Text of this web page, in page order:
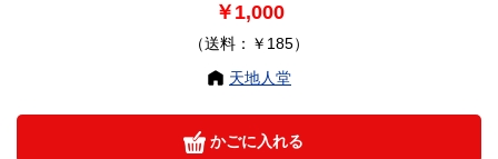
￥1,000
（送料：￥185）
天地人堂
かごに入れる